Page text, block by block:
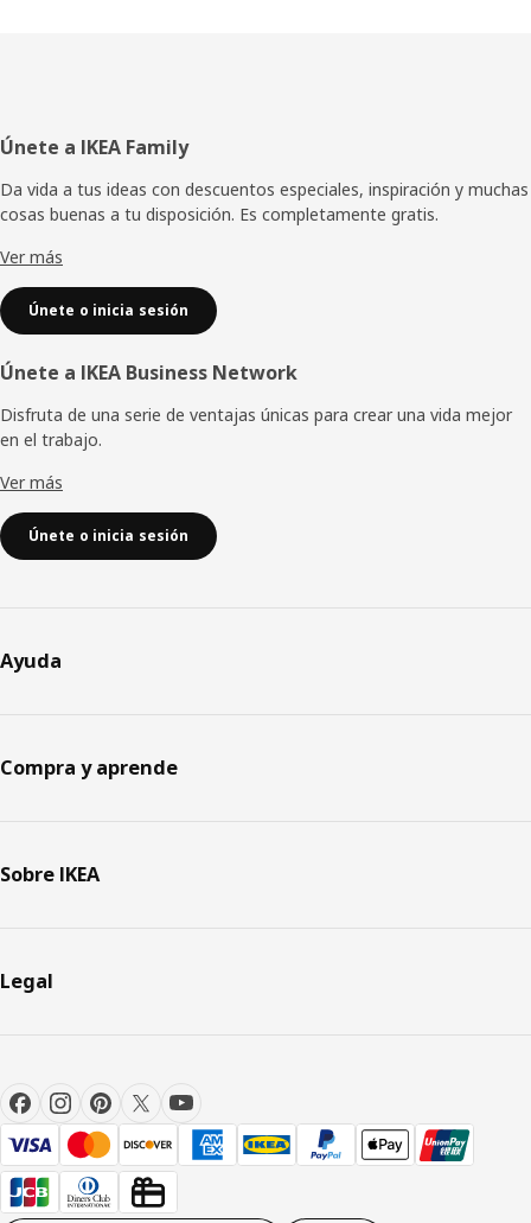
Pie
de
página
Únete a IKEA Family
Da vida a tus ideas con descuentos especiales, inspiración y muchas
cosas buenas a tu disposición. Es completamente gratis.
Ver más
Únete o inicia sesión
Únete a IKEA Business Network
Disfruta de una serie de ventajas únicas para crear una vida mejor
en el trabajo.
Ver más
Únete o inicia sesión
Ayuda
Compra y aprende
Sobre IKEA
Legal